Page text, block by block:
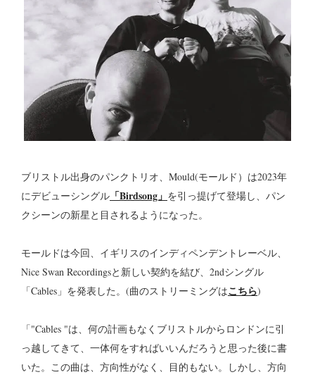
ブリストル出身のパンクトリオ、Mould(モールド）は2023年
にデビューシングル 「Birdsong」 を引っ提げて登場し、パン
クシーンの新星と目されるようになった。
モールドは今回、イギリスのインディペンデントレーベル、
Nice Swan Recordingsと新しい契約を結び、2ndシングル
「Cables」を発表した。(曲のストリーミングはこちら)
「"Cables "は、何の計画もなくブリストルからロンドンに引
っ越してきて、一体何をすればいいんだろうと思った後に書
いた。この曲は、方向性がなく、目的もない。しかし、方向